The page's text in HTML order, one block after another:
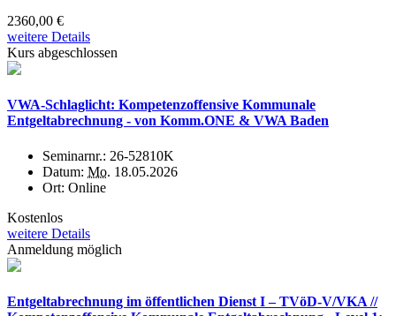
2360,00 €
weitere Details
Kurs abgeschlossen
VWA-Schlaglicht: Kompetenzoffensive Kommunale
Entgeltabrechnung - von Komm.ONE & VWA Baden
Seminarnr.: 26-52810K
Datum: Mo. 18.05.2026
Ort: Online
Kostenlos
weitere Details
Anmeldung möglich
Entgeltabrechnung im öffentlichen Dienst I – TVöD-V/VKA //